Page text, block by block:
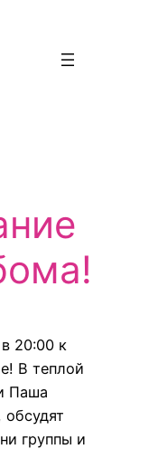
20:00 к
В теплой
Паша
группы и